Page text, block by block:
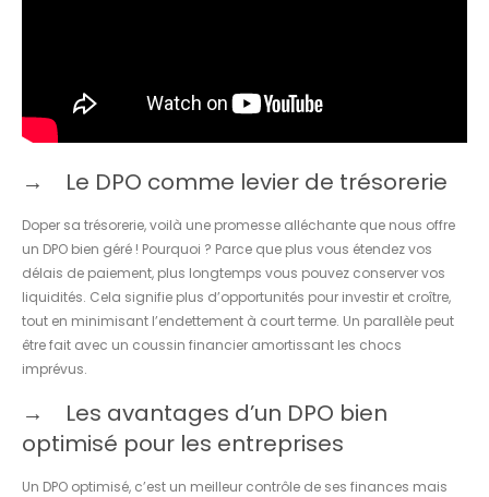
Le DPO comme levier de trésorerie
Doper sa trésorerie, voilà une promesse alléchante que nous offre
un DPO bien géré ! Pourquoi ? Parce que plus vous étendez vos
délais de paiement, plus longtemps vous pouvez conserver vos
liquidités. Cela signifie plus d’opportunités pour investir et croître,
tout en minimisant l’endettement à court terme. Un parallèle peut
être fait avec un coussin financier amortissant les chocs
imprévus.
Les avantages d’un DPO bien
optimisé pour les entreprises
Un DPO optimisé, c’est un meilleur contrôle de ses finances mais